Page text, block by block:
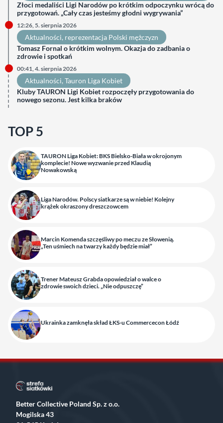
Złoci medaliści Ligi Narodów po krótkim odpoczynku wrócą do
przygotowań. „Cały czas jesteśmy głodni wygrywania”
12:26, 5. sierpnia 2026
Aktualności, reprezentacja Polski mężczyzn
Tomasz Fornal o krótkim wolnym. Okazja do zadbania o
zdrowie i spotkań
00:41, 4. sierpnia 2026
Aktualności, Tauron Liga Kobiet
Kluby TAURON Ligi Kobiet rozpoczęły przygotowania do
nowego sezonu. Jest kilka braków
TOP 5
TAURON Liga Kobiet: BKS Bielsko-Biała w okrojonym
komplecie! Nowe wyzwanie przed Klaudią
Nowakowską
Liga Narodów. Polscy siatkarze są w niebie! Kolejny
krążek okraszony dreszczowcem
Marcin Komenda szczęśliwy po meczu ze Słowenią.
„Ten uśmiech na twarzy każdy będzie miał”
Trener Mateusz Grabda opowiedział o walce o
zdrowie swoich dzieci. „Nie odpuszczę”
Ukrainka zamknęła skład ŁKS-u Commercecon Łódź
Better Collective Poland Sp. z o.o.
Mogilska 43